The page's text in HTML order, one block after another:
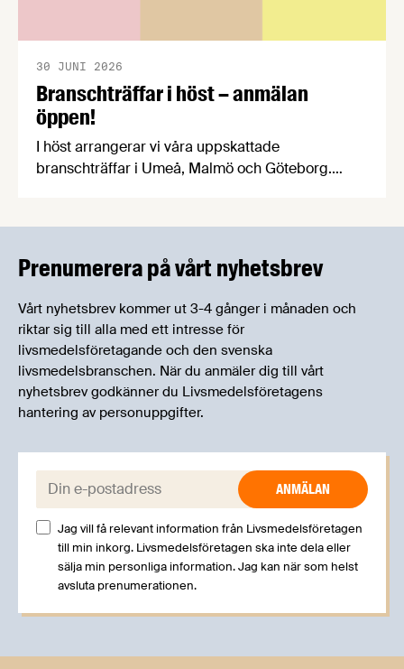
Branschträffar i höst – anmälan
öppen!
30 JUNI 2026
I höst arrangerar vi våra uppskattade
branschträffar i Umeå, Malmö och Göteborg.
Prenumerera på vårt nyhetsbrev
Vårt nyhetsbrev kommer ut 3-4 gånger i månaden och
riktar sig till alla med ett intresse för
livsmedelsföretagande och den svenska
livsmedelsbranschen. När du anmäler dig till vårt
nyhetsbrev godkänner du Livsmedelsföretagens
hantering av personuppgifter.
E-post:
Jag vill få relevant information från Livsmedelsföretagen
till min inkorg. Livsmedelsföretagen ska inte dela eller
sälja min personliga information. Jag kan när som helst
avsluta prenumerationen.